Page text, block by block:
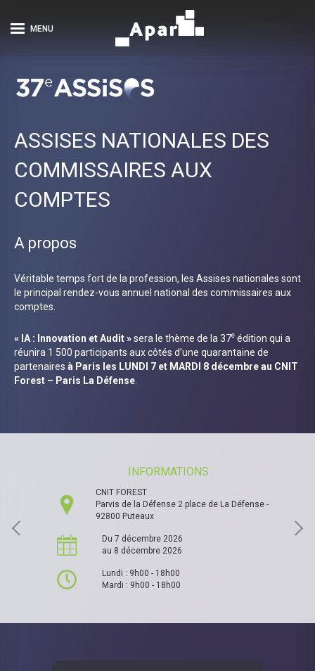
MENU
ASSISES NATIONALES DES
COMMISSAIRES AUX
COMPTES
A propos
Véritable temps fort de la profession, les Assises nationales sont
le principal rendez-vous annuel national des commissaires aux
comptes.
« IA : Innovation et Audit »sera le thème de la 37e édition qui a
réunira 1 500 participants aux côtés d’une quarantaine de
partenaires à Paris les LUNDI 7 et MARDI 8 décembre au CNIT
Forest – Paris La Défense
INFORMATIONS
CNIT FOREST
Parvis de la Défense 2 place de La Défense -
92800 Puteaux
Du 7 décembre 2026
au 8 décembre 2026
Lundi : 9h00 - 18h00
Mardi : 9h00 - 18h00